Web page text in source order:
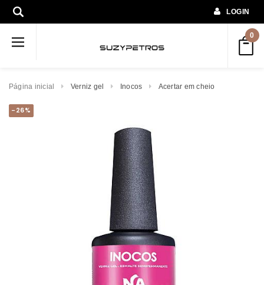
LOGIN
0
Página inicial Verniz gel Inocos Acertar em cheio
-26%